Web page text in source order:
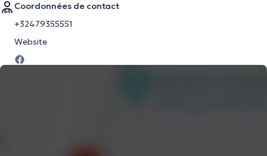
Coordonnées de contact
+32479355551
Website